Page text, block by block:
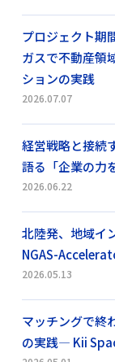
プロジェクト
ガスで不動産領
ションの実践
2026.07.07
経営戦略と接
語る「企業の力
2026.06.22
北陸発、地域イ
NGAS-
2026.05.13
マッチングで終
の実践― Kii